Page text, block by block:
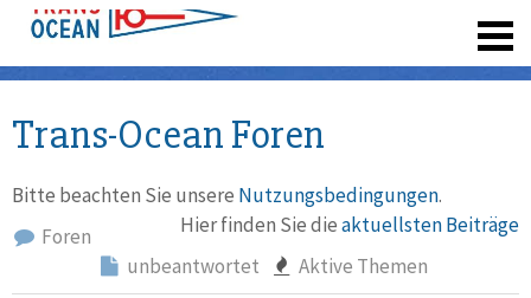
Trans-Ocean Foren
Bitte beachten Sie unsere Nutzungsbedingungen.
Hier finden Sie dieaktuellsten Beiträge
Foren
unbeantwortet
Aktive Themen